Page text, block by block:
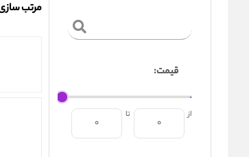
قیمت:
از تا
مرتب